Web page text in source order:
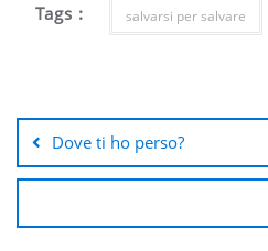
Tags : salvarsi per salvare
articoli
Dove ti ho perso?